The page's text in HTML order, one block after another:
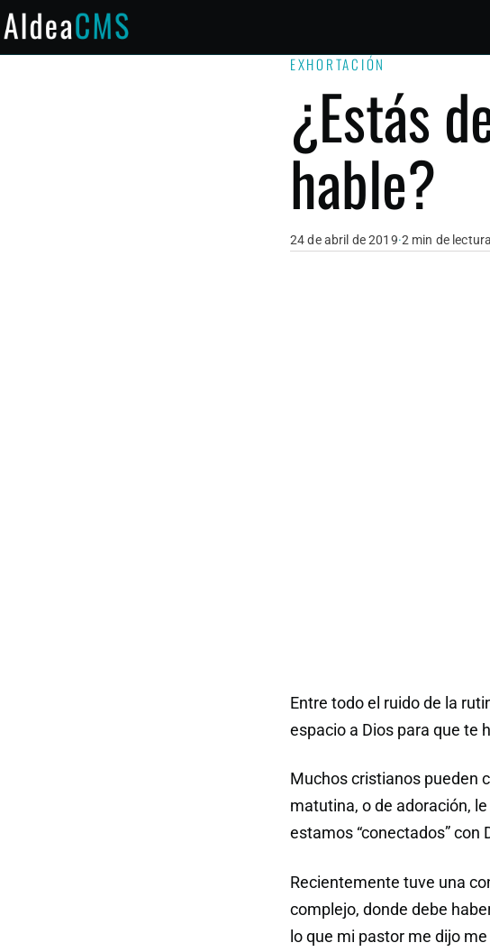
Saltar al contenido principal
EXHORTACIÓN
¿Estás
hable?
24 de abril de 2019·2 min de lectura
Entre todo el ruido de la
espacio a Dios para que te
Muchos cristianos pueden
matutina, o de adoración,
estamos “conectados”
Recientemente tuve una
complejo, donde debe
lo que mi pastor me dijo